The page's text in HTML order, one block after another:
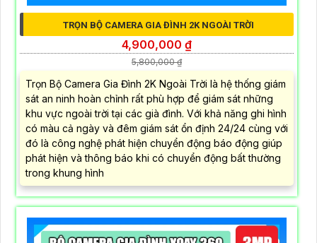
TRỌN BỘ CAMERA GIA ĐÌNH 2K NGOÀI TRỜI
4,900,000 ₫
5,800,000 ₫
Trọn Bộ Camera Gia Đình 2K Ngoài Trời là hệ thống giám
sát an ninh hoàn chỉnh rất phù hợp để giám sát những
khu vực ngoài trời tại các già đình. Với khả năng ghi hình
có màu cả ngày và đêm giám sát ổn định 24/24 cùng với
đó là công nghệ phát hiện chuyển động báo động giúp
phát hiện và thông báo khi có chuyển động bất thường
trong khung hình